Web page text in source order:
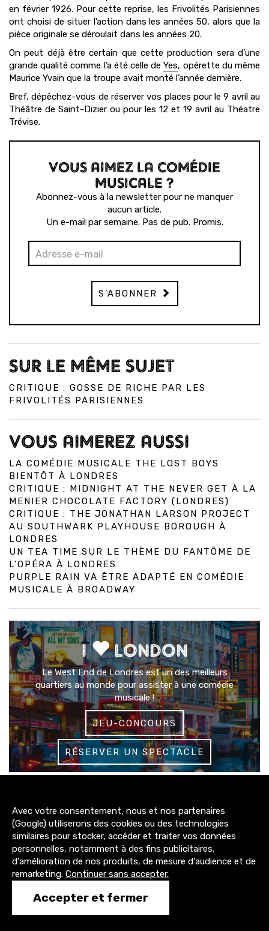
en février 1926. Pour cette reprise, les Frivolités Parisiennes
ont choisi de situer l’action dans les années 50, alors que la
pièce originale se déroulait dans les années 20.
On peut déjà être certain que cette production sera d’une
grande qualité comme l’a été celle deYes, opérette du même
Maurice Yvain que la troupe avait monté l’année dernière.
Bref, dépêchez-vous de réserver vos places pour le 9 avril au
Théâtre de Saint-Dizier ou pour les 12 et 19 avril au Théatre
Trévise.
VOUS AIMEZ LA COMÉDIE
MUSICALE ?
Abonnez-vous à la newsletter pour ne manquer
aucun article.
Un e-mail par semaine. Pas de pub. Promis.
S'ABONNER
SUR LE MÊME SUJET
CRITIQUE : GOSSE DE RICHE PAR LES
FRIVOLITÉS PARISIENNES
VOUS AIMEREZ AUSSI
LA COMÉDIE MUSICALE THE LOST BOYS
BIENTÔT À LONDRES
CRITIQUE : MIDNIGHT AT THE NEVER GET À LA
MENIER CHOCOLATE FACTORY (LONDRES)
CRITIQUE : THE JONATHAN LARSON PROJECT
AU SOUTHWARK PLAYHOUSE BOROUGH À
LONDRES
UN TEA TIME SUR LE THÈME DU FANTÔME DE
L’OPÉRA À LONDRES
PURPLE RAIN VA ÊTRE ADAPTÉ EN COMÉDIE
MUSICALE À BROADWAY
I LONDON
Le West End de Londres est un des meilleurs
quartiers au monde pour assister à une comédie
musicale !
JEU-CONCOURS
RÉSERVER UN SPECTACLE
3200+
abonnés
4300+
abonnés
1500+
abonnés
Avec votre consentement, nous et nos partenaires
(Google) utiliserons des cookies ou des technologies
similaires pour stocker, accéder et traiter vos données
personnelles, notamment à des fins publicitaires,
d'amélioration de nos produits, de mesure d'audience et de
remarketing. Continuer sans accepter.
Accepter et fermer